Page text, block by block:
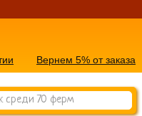
Вернем 5% от заказа